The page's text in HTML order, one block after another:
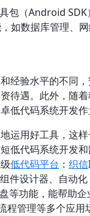
包（Android
如数据库管理、
经验水平的不同
待遇。此外，随
代码系统开发作
运用好工具，这
低代码系统开发
低代码平台 ：织信
件设计器、自动
功能，能帮助企
程管理等多个应